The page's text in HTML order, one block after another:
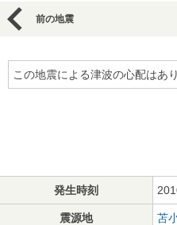
前の地震
この地震による津波の心配はあ
発生時刻
震源地 苫